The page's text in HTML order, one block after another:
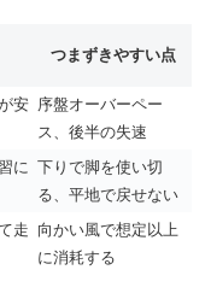
つまずきやすい点
安 序盤オーバーペー
ス、後半の失速
に 下りで脚を使い切
る、平地で戻せない
走 向かい風で想定以上
に消耗する